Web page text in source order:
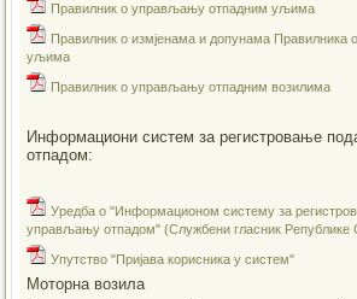
Правилник о управљању отпадним уљима
Правилник о измјенама и допунама
уљима
Правилник о управљању отпадним возилима
Информациони систем за регистровање
отпадом:
Уредба о "Информационом систему за
управљању отпадом" (Службени гласник Републике
Упутство "Пријава корисника у систем"
Моторна возила